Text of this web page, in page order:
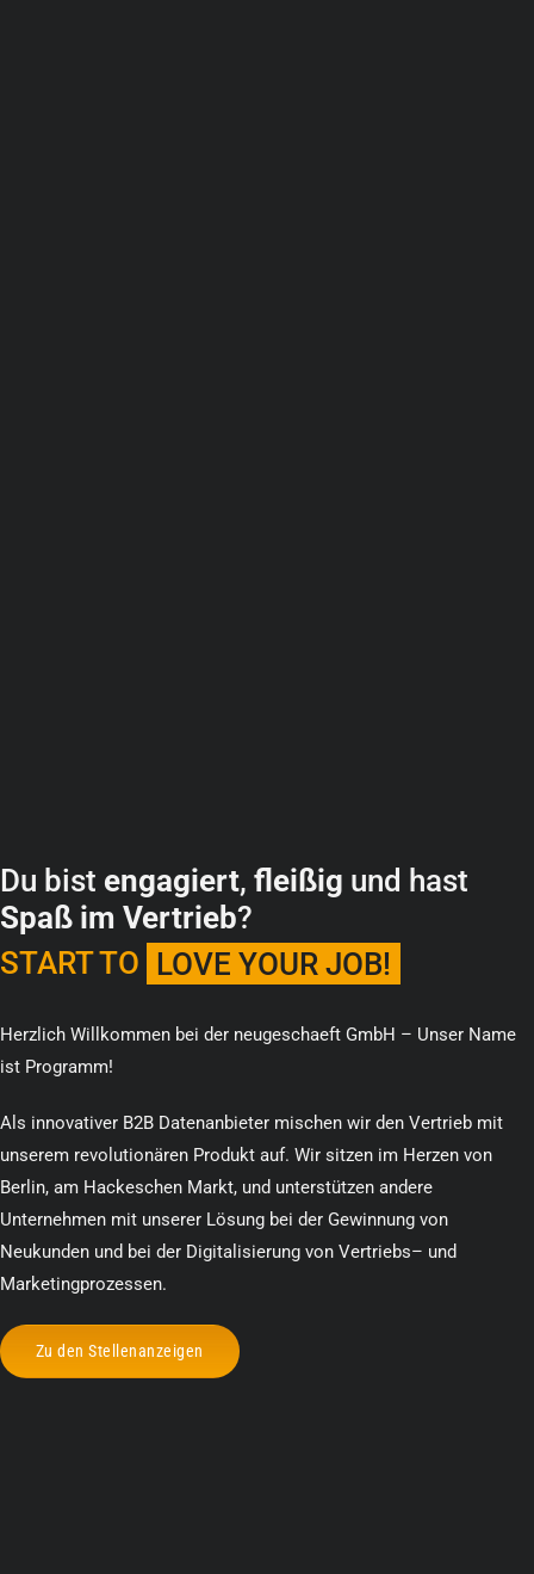
Du bist engagiert, fleißig und hast
Spaß im Vertrieb?
START TO LOVE YOUR JOB!
Herzlich Willkommen bei der neugeschaeft GmbH – Unser Name
ist Programm!
Als innovativer B2B Datenanbieter mischen wir den Vertrieb mit
unserem revolutionären Produkt auf. Wir sitzen im Herzen von
Berlin, am Hackeschen Markt, und unterstützen andere
Unternehmen mit unserer Lösung bei der Gewinnung von
Neukunden und bei der Digitalisierung von Vertriebs– und
Marketingprozessen.
Zu den Stellenanzeigen